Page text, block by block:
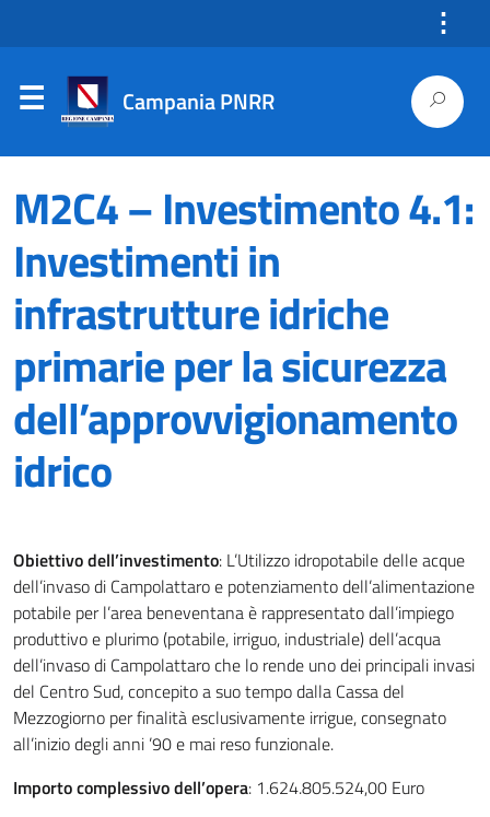
⋮
Campania PNRR
M2C4 – Investimento 4.1:
Investimenti in
infrastrutture idriche
primarie per la sicurezza
dell’approvvigionamento
idrico
Obiettivo dell’investimento: L’Utilizzo idropotabile delle acque
dell’invaso di Campolattaro e potenziamento dell’alimentazione
potabile per l’area beneventana è rappresentato dall’impiego
produttivo e plurimo (potabile, irriguo, industriale) dell’acqua
dell’invaso di Campolattaro che lo rende uno dei principali invasi
del Centro Sud, concepito a suo tempo dalla Cassa del
Mezzogiorno per finalità esclusivamente irrigue, consegnato
all’inizio degli anni ’90 e mai reso funzionale.
Importo complessivo dell’opera: 1.624.805.524,00 Euro